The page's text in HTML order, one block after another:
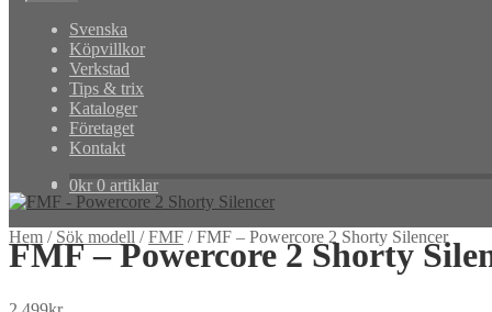
Svenska
Köpvillkor
Verkstad
Tips & trix
Kataloger
Företaget
Kontakt
0kr 0 artiklar
Hem / Sök modell /FMF /FMF – Powercore 2 Shorty Silencer
FMF – Powercore 2 Shorty